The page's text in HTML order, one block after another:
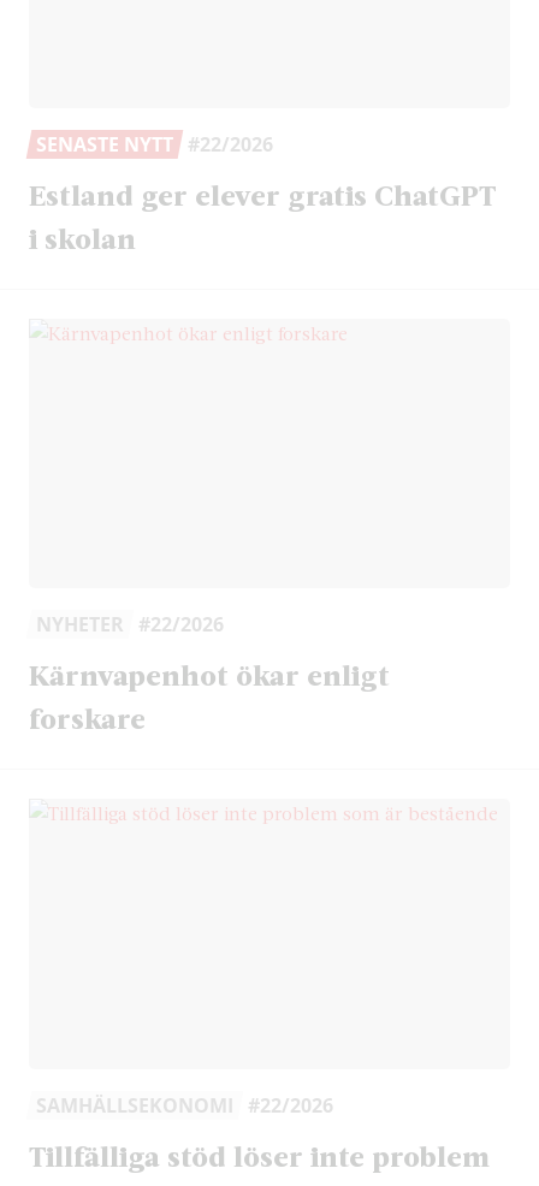
SENASTE NYTT #22/2026
Estland ger elever gratis ChatGPT
i skolan
NYHETER #22/2026
Kärnvapenhot ökar enligt
forskare
SAMHÄLLSEKONOMI #22/2026
Tillfälliga stöd löser inte problem